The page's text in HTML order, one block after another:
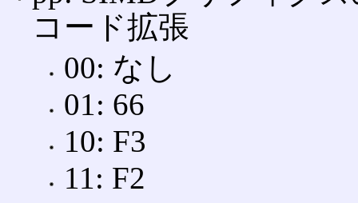
コード拡張
00: なし
01: 66
10: F3
11: F2